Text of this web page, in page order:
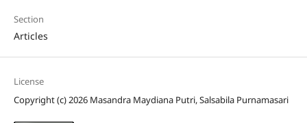
Section
Articles
License
Copyright (c) 2026 Masandra Maydiana Putri, Salsabila Purnamasari